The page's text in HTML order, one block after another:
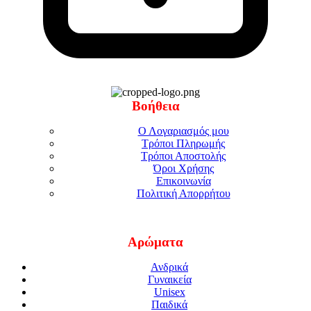
Βοήθεια
Ο Λογαριασμός μου
Τρόποι Πληρωμής
Τρόποι Αποστολής
Όροι Χρήσης
Επικοινωνία
Πολιτική Απορρήτου
Αρώματα
Ανδρικά
Γυναικεία
Unisex
Παιδικά